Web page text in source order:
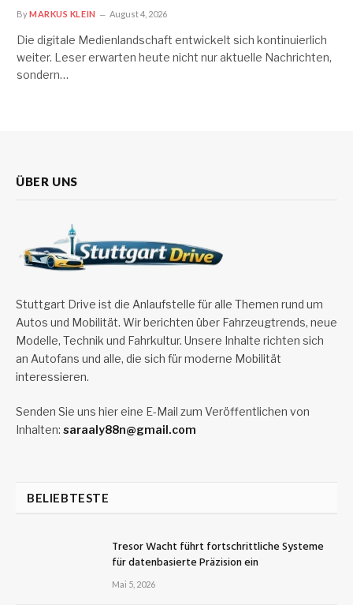
ByMARKUS KLEIN August 4, 2026
Die digitale Medienlandschaft entwickelt sich kontinuierlich
weiter. Leser erwarten heute nicht nur aktuelle Nachrichten,
sondern…
ÜBER UNS
Stuttgart Drive ist die Anlaufstelle für alle Themen rund um
Autos und Mobilität. Wir berichten über Fahrzeugtrends, neue
Modelle, Technik und Fahrkultur. Unsere Inhalte richten sich
an Autofans und alle, die sich für moderne Mobilität
interessieren.
Senden Sie uns hier eine E-Mail zum Veröffentlichen von
Inhalten: saraaly88n@gmail.com
BELIEBTESTE
Tresor Wacht führt fortschrittliche Systeme
für datenbasierte Präzision ein
Mai 5, 2026